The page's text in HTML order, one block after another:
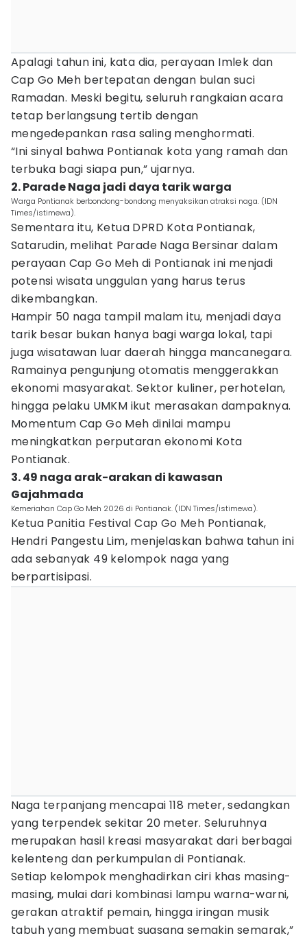
Apalagi tahun ini, kata dia, perayaan Imlek dan
Cap Go Meh bertepatan dengan bulan suci
Ramadan. Meski begitu, seluruh rangkaian acara
tetap berlangsung tertib dengan
mengedepankan rasa saling menghormati.
“Ini sinyal bahwa Pontianak kota yang ramah dan
terbuka bagi siapa pun,” ujarnya.
2. Parade Naga jadi daya tarik warga
Warga Pontianak berbondong-bondong menyaksikan atraksi naga. (IDN
Times/istimewa).
Sementara itu, Ketua DPRD Kota Pontianak,
Satarudin, melihat Parade Naga Bersinar dalam
perayaan Cap Go Meh di Pontianak ini menjadi
potensi wisata unggulan yang harus terus
dikembangkan.
Hampir 50 naga tampil malam itu, menjadi daya
tarik besar bukan hanya bagi warga lokal, tapi
juga wisatawan luar daerah hingga mancanegara.
Ramainya pengunjung otomatis menggerakkan
ekonomi masyarakat. Sektor kuliner, perhotelan,
hingga pelaku UMKM ikut merasakan dampaknya.
Momentum Cap Go Meh dinilai mampu
meningkatkan perputaran ekonomi Kota
Pontianak.
3. 49 naga arak-arakan di kawasan
Gajahmada
Kemeriahan Cap Go Meh 2026 di Pontianak. (IDN Times/istimewa).
Ketua Panitia Festival Cap Go Meh Pontianak,
Hendri Pangestu Lim, menjelaskan bahwa tahun ini
ada sebanyak 49 kelompok naga yang
berpartisipasi.
Naga terpanjang mencapai 118 meter, sedangkan
yang terpendek sekitar 20 meter. Seluruhnya
merupakan hasil kreasi masyarakat dari berbagai
kelenteng dan perkumpulan di Pontianak.
Setiap kelompok menghadirkan ciri khas masing-
masing, mulai dari kombinasi lampu warna-warni,
gerakan atraktif pemain, hingga iringan musik
tabuh yang membuat suasana semakin semarak,”